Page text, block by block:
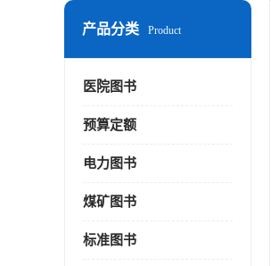
产品分类 Product
医院图书
预算定额
电力图书
煤矿图书
标准图书